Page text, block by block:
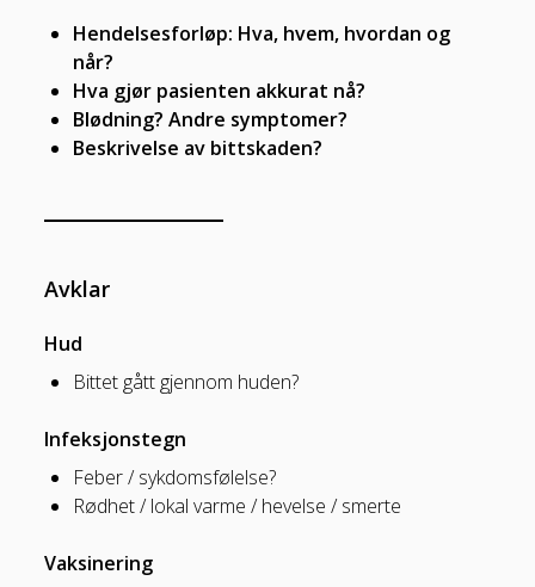
Hendelsesforløp: Hva, hvem, hvordan og
når?
Hva gjør pasienten akkurat nå?
Blødning? Andre symptomer?
Beskrivelse av bittskaden?
Avklar
Hud
Bittet gått gjennom huden?
Infeksjonstegn
Feber / sykdomsfølelse?
Rødhet / lokal varme / hevelse / smerte
Vaksinering